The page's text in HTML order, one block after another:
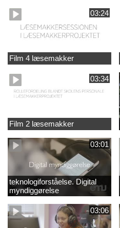
03:24
Film 4 læsemakker
03:34
Film 2 læsemakker
03:01
teknologiforståelse. Digital
myndiggørelse
03:06